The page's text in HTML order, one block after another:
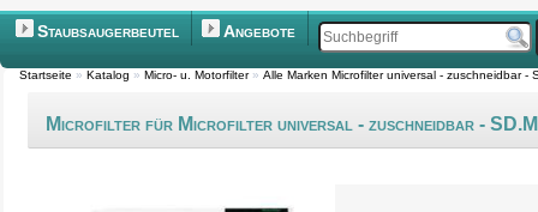
Staubsaugerbeutel Angebote
Startseite » Katalog » Micro- u. Motorfilter » Alle Marken Microfilter universal - zuschneidbar -
Microfilter für Microfilter universal - zuschneidbar -